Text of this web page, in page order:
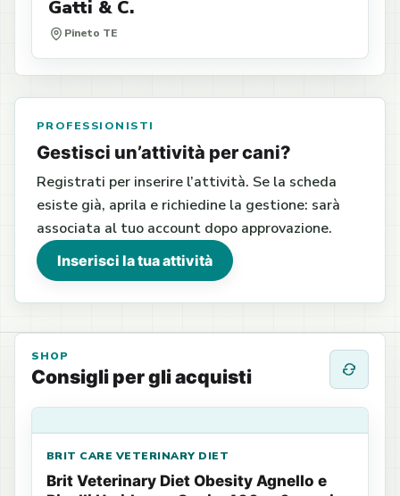
Gatti & C.
Pineto TE
PROFESSIONISTI
Gestisci un’attività per cani?
Registrati per inserire l’attività. Se la scheda
esiste già, aprila e richiedine la gestione: sarà
associata al tuo account dopo approvazione.
Inserisci la tua attività
SHOP
Consigli per gli acquisti
BRIT CARE VETERINARY DIET
Brit Veterinary Diet Obesity Agnello e